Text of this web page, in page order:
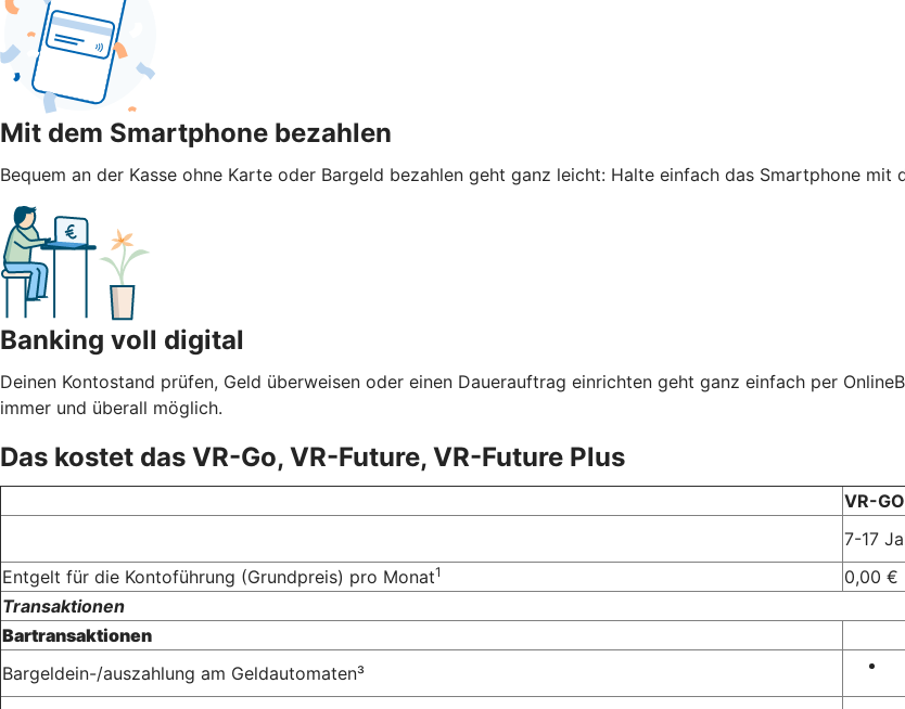
Mit dem Smartphone bezahlen
Bequem an der Kasse ohne Karte oder Bargeld bezahlen geht ganz leicht: Halte einfach das Smartphone
Banking voll digital
Deinen Kontostand prüfen, Geld überweisen oder einen Dauerauftrag einrichten geht ganz einfach per
immer und überall möglich.
Das kostet das VR-Go, VR-Future, VR-Future Plus
VR-GO
7-17
Entgelt für die Kontoführung (Grundpreis) pro Monat1 0,00 €
Transaktionen
Bartransaktionen
Bargeldein-/auszahlung am Geldautomaten³